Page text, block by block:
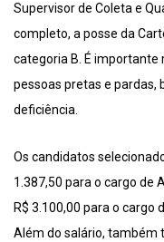
Supervisor de Coleta e
completo, a posse da
categoria B. É importante
pessoas pretas e pardas,
deficiência.
Os candidatos
1.387,50 para o cargo de
R$ 3.100,00 para o cargo
Além do salário, também